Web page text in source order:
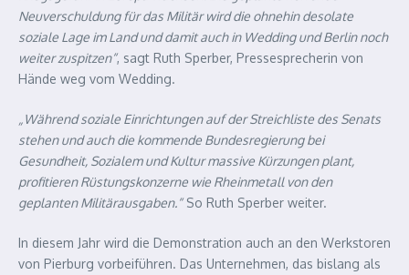
Neuverschuldung für das Militär wird die ohnehin desolate
soziale Lage im Land und damit auch in Wedding und Berlin noch
weiter zuspitzen“, sagt Ruth Sperber, Pressesprecherin von
Hände weg vom Wedding.
„Während soziale Einrichtungen auf der Streichliste des Senats
stehen und auch die kommende Bundesregierung bei
Gesundheit, Sozialem und Kultur massive Kürzungen plant,
profitieren Rüstungskonzerne wie Rheinmetall von den
geplanten Militärausgaben.“So Ruth Sperber weiter.
In diesem Jahr wird die Demonstration auch an den Werkstoren
von Pierburg vorbeiführen. Das Unternehmen, das bislang als